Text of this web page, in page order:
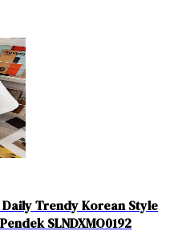
Daily Trendy Korean Style
SLNDXMO0192